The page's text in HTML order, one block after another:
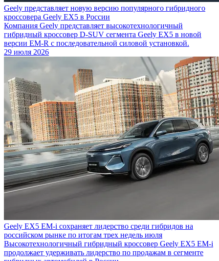
Geely представляет новую версию популярного гибридного
кроссовера Geely EX5 в России
Компания Geely представляет высокотехнологичный
гибридный кроссовер D-SUV сегмента Geely EX5 в новой
версии EM-R с последовательной силовой установкой.
29 июля 2026
Geely EX5 EM-i сохраняет лидерство среди гибридов на
российском рынке по итогам трех недель июля
Высокотехнологичный гибридный кроссовер Geely EX5 EM-i
продолжает удерживать лидерство по продажам в сегменте